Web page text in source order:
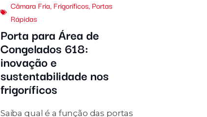
Câmara Fria, Frigoríficos, Portas
Rápidas
Porta para Área de
Congelados 618:
inovação e
sustentabilidade nos
frigoríficos
Saiba qual é a função das portas